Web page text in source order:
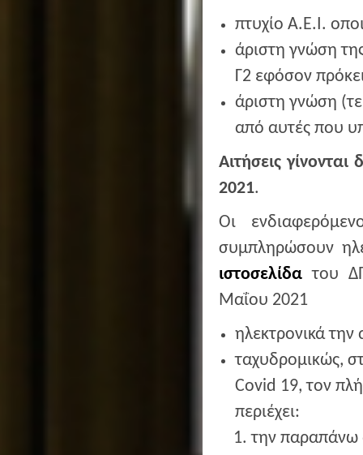
πτυχίο Α.Ε.Ι.
άριστη γνώση
Γ2 εφόσον
άριστη γνώση
από αυτές που
Αιτήσεις
2021.
Οι
συμπληρώσουν
ιστοσελίδα του
Μαΐου 2021
ηλεκτρονικά
ταχυδρομικώς,
Covid 19, τον
περιέχει:
την παραπάνω